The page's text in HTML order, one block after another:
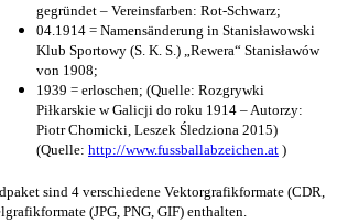
gegründet – Vereinsfarben: Rot-Schwarz;
04.1914 = Namensänderung in Stanisławowski
Klub Sportowy (S. K. S.) „Rewera“ Stanisławów
von 1908;
1939 = erloschen; (Quelle: Rozgrywki
Piłkarskie w Galicji do roku 1914 – Autorzy:
Piotr Chomicki, Leszek Śledziona 2015)
(Quelle: http://www.fussballabzeichen.at )
sind 4 verschiedene Vektorgrafikformate (CDR,
(JPG, PNG, GIF) enthalten.